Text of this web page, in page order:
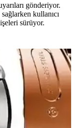
gönderiyor.
kullanıcı
sürüyor.